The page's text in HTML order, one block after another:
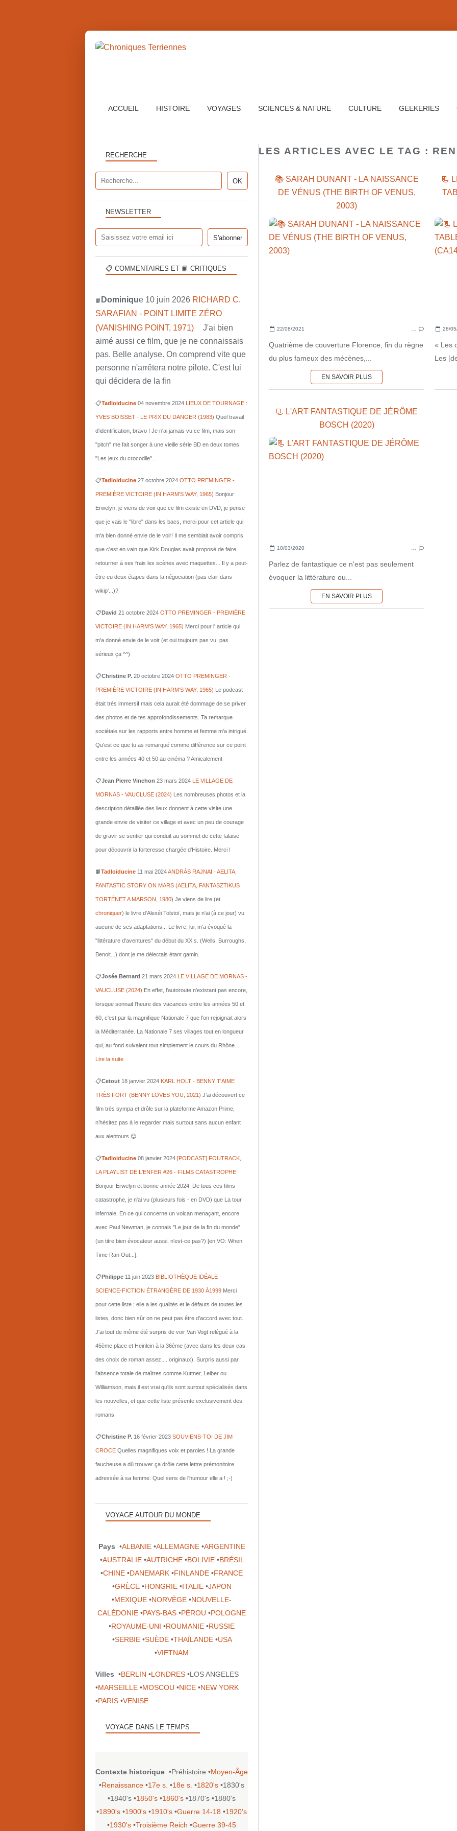
ACCUEIL HISTOIRE VOYAGES SCIENCES & NATURE CULTURE GEEKERIES
LES ARTICLES AVEC LE TAG :
📚 SARAH DUNANT - LA NAISSANCE
DE VÉNUS (THE BIRTH OF VENUS,
2003)
22/08/2021
Quatrième de couverture Florence, fin du règne
du plus fameux des mécènes,...
EN SAVOIR PLUS
📃
28/
« Les
Les
📃 L'ART FANTASTIQUE DE JÉRÔME
BOSCH (2020)
10/03/2020
Parlez de fantastique ce n'est pas seulement
évoquer la littérature ou...
EN SAVOIR PLUS
NEWSLETTER
RECHERCHE
📋 COMMENTAIRES ET 📙 CRITIQUES
📙 Dominique 10 juin 2026 RICHARD C.
SARAFIAN - POINT LIMITE ZÉRO
(VANISHING POINT, 1971)
J'ai bien
aimé aussi ce film, que je ne connaissais
pas. Belle analyse. On comprend vite que
personne n'arrêtera notre pilote. C'est lui
qui décidera de la fin
📋Tadloiducine 04 novembre 2024 LIEUX DE TOURNAGE :
YVES BOISSET - LE PRIX DU DANGER (1983) Quel travail
d'identification, bravo ! Je n'ai jamais vu ce film, mais son
"pitch" me fait songer à une vieille série BD en deux tomes,
"Les jeux du crocodile"...
📋Tadloiducine 27 octobre 2024 OTTO PREMINGER -
PREMIÈRE VICTOIRE (IN HARM'S WAY, 1965) Bonjour
Erwelyn, je viens de voir que ce film existe en DVD, je pense
que je vais le "libre" dans les bacs, merci pour cet article qui
m'a bien donné envie de le voir! Il me semblait avoir compris
que c'est en vain que Kirk Douglas avait proposé de faire
retourner à ses frais les scènes avec maquettes... Il y a peut-
être eu deux étapes dans la négociation (pas clair dans
wikip'...)?
📋David 21 octobre 2024 OTTO PREMINGER - PREMIÈRE
VICTOIRE (IN HARM'S WAY, 1965) Merci pour l' article qui
m'a donné envie de le voir (et oui toujours pas vu, pas
sérieux ça ^^)
📋Christine P. 20 octobre 2024 OTTO PREMINGER -
PREMIÈRE VICTOIRE (IN HARM'S WAY, 1965) Le podcast
était très immersif mais cela aurait été dommage de se priver
des photos et de tes approfondissements. Ta remarque
sociétale sur les rapports entre homme et femme m'a intrigué.
Qu'est ce que tu as remarqué comme différence sur ce point
entre les années 40 et 50 au cinéma ? Amicalement
📋Jean Pierre Vinchon 23 mars 2024 LE VILLAGE DE
MORNAS - VAUCLUSE (2024) Les nombreuses photos et la
description détaillée des lieux donnent à cette visite une
grande envie de visiter ce village et avec un peu de courage
de gravir se sentier qui conduit au sommet de cette falaise
pour découvrir la forteresse chargée d'Histoire. Merci !
📙Tadloiducine 11 mai 2024ANDRÁS RAJNAI - AELITA,
FANTASTIC STORY ON MARS (AELITA, FANTASZTIKUS
TORTÉNET A MARSON, 1980) Je viens de lire (et
chroniquer) le livre d'Alexéi Tolstoï, mais je n'ai (à ce jour) vu
aucune de ses adaptations... Le livre, lui, m'a évoqué la
"littérature d'aventures" du début du XX s. (Wells, Burroughs,
Benoit...) dont je me délectais étant gamin.
📋Josée Bernard 21 mars 2024 LE VILLAGE DE MORNAS -
VAUCLUSE (2024) En effet, l'autoroute n'existant pas encore,
lorsque sonnait l'heure des vacances entre les années 50 et
60, c'est par la magnifique Nationale 7 que l'on rejoignait alors
la Méditerranée. La Nationale 7 ses villages tout en longueur
qui, au fond suivaient tout simplement le cours du Rhône...
Lire la suite
📋Cetout 18 janvier 2024 KARL HOLT - BENNY T'AIME
TRÈS FORT (BENNY LOVES YOU, 2021) J’ai découvert ce
film très sympa et drôle sur la plateforme Amazon Prime,
n’hésitez pas à le regarder mais surtout sans aucun enfant
aux alentours 😉
📋Tadloiducine 08 janvier 2024 [PODCAST] FOUTRACK,
LA PLAYLIST DE L'ENFER #26 - FILMS CATASTROPHE
Bonjour Erwelyn et bonne année 2024. De tous ces films
catastrophe, je n'ai vu (plusieurs fois - en DVD) que La tour
infernale. En ce qui concerne un volcan menaçant, encore
avec Paul Newman, je connais "Le jour de la fin du monde"
(un titre bien évocateur aussi, n'est-ce pas?) [en VO: When
Time Ran Out...].
📋Philippe 11 juin 2023 BIBLIOTHÈQUE IDÉALE -
SCIENCE-FICTION ÉTRANGÈRE DE 1930 À1999 Merci
pour cette liste ; elle a les qualités et le défauts de toutes les
listes, donc bien sûr on ne peut pas être d'accord avec tout.
J'ai tout de même été surpris de voir Van Vogt relégué à la
45ème place et Heinlein à la 36ème (avec dans les deux cas
des choix de roman assez.... originaux). Surpris aussi par
l'absence totale de maîtres comme Kuttner, Leiber ou
Williamson, mais il est vrai qu'ils sont surtout spécialisés dans
les nouvelles, et que cette liste présente exclusivement des
romans.
📋Christine P. 16 février 2023 SOUVIENS-TOI DE JIM
CROCE Quelles magnifiques voix et paroles ! La grande
faucheuse a dû trouver ça drôle cette lettre prémonitoire
adressée à sa femme. Quel sens de l'humour elle a ! ;-)
VOYAGE AUTOUR DU MONDE
Pays •ALBANIE•ALLEMAGNE•ARGENTINE
•AUSTRALIE•AUTRICHE•BOLIVIE•BRÉSIL
•CHINE •DANEMARK •FINLANDE •FRANCE
•GRÈCE•HONGRIE•ITALIE•JAPON
•MEXIQUE •NORVÈGE •NOUVELLE-
CALÉDONIE •PAYS-BAS •PÉROU •POLOGNE
•ROYAUME-UNI •ROUMANIE •RUSSIE
•SERBIE•SUÈDE•THAÏLANDE•USA
•VIETNAM
Villes •BERLIN •LONDRES •LOS ANGELES
•MARSEILLE •MOSCOU •NICE •NEW YORK
•PARIS •VENISE
VOYAGE DANS LE TEMPS
Contexte historique •Préhistoire •Moyen-Âge
•Renaissance •17e s. •18e s. •1820's •1830's
•1840's •1850's •1860's •1870's •1880's
•1890's •1900's •1910's •Guerre 14-18 •1920's
•1930's •Troisième Reich •Guerre 39-45